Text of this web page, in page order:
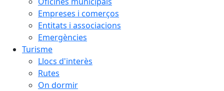
Empreses i comerços
Entitats i associacions
Emergències
Turisme
Llocs d'interès
Rutes
On dormir